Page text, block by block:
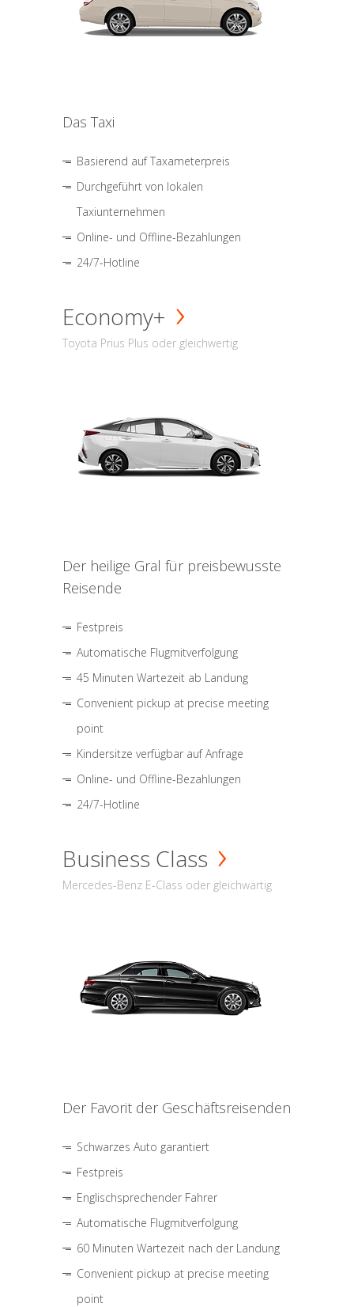
Das Taxi
Basierend auf Taxameterpreis
Durchgeführt von lokalen
Taxiunternehmen
Online- und Offline-Bezahlungen
24/7-Hotline
Economy+
Toyota Prius Plus oder gleichwertig
Der heilige Gral für preisbewusste
Reisende
Festpreis
Automatische Flugmitverfolgung
45 Minuten Wartezeit ab Landung
Convenient pickup at precise meeting
point
Kindersitze verfügbar auf Anfrage
Online- und Offline-Bezahlungen
24/7-Hotline
Business Class
Mercedes-Benz E-Class oder gleichwärtig
Der Favorit der Geschäftsreisenden
Schwarzes Auto garantiert
Festpreis
Englischsprechender Fahrer
Automatische Flugmitverfolgung
60 Minuten Wartezeit nach der Landung
Convenient pickup at precise meeting
point